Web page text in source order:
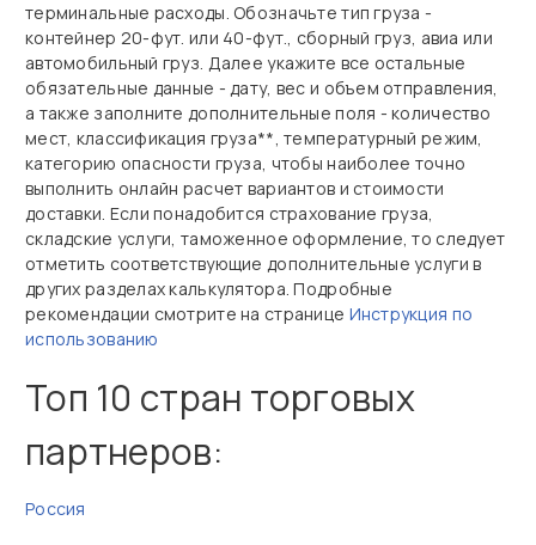
терминальные расходы. Обозначьте тип груза -
контейнер 20-фут. или 40-фут., сборный груз, авиа или
автомобильный груз. Далее укажите все остальные
обязательные данные - дату, вес и объем отправления,
а также заполните дополнительные поля - количество
мест, классификация груза**, температурный режим,
категорию опасности груза, чтобы наиболее точно
выполнить онлайн расчет вариантов и стоимости
доставки. Если понадобится страхование груза,
складские услуги, таможенное оформление, то следует
отметить соответствующие дополнительные услуги в
других разделах калькулятора. Подробные
рекомендации смотрите на странице Инструкция по
использованию
Топ 10 стран торговых
партнеров:
Россия